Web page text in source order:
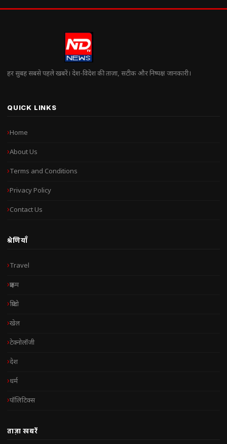
हर सुबह सबसे पहले खबरें। देश-विदेश की ताज़ा, सटीक और निष्पक्ष जानकारी।
QUICK LINKS
Home
About Us
Terms and Conditions
Privacy Policy
Contact Us
श्रेणियाँ
Travel
क्राइम
क्रिप्टो
खेल
टेक्नोलॉजी
देश
धर्म
पॉलिटिक्स
ताज़ा खबरें